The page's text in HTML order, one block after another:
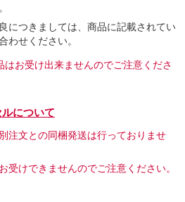
につきましては、商品に記載されてい
わせください。
お受け出来ませんのでご注意くださ
について
注文との同梱発送は行っておりませ
受けできませんのでご注意ください。